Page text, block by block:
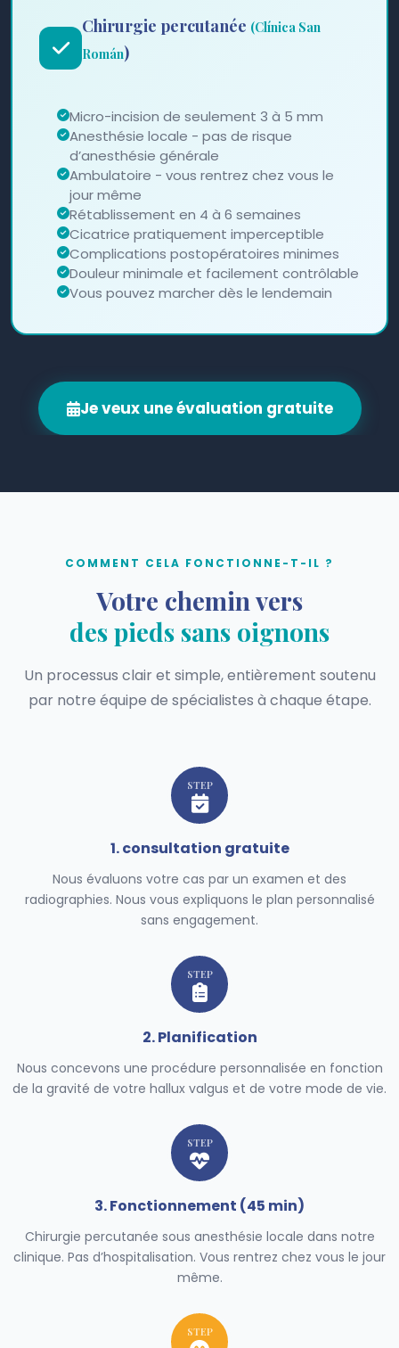
Chirurgie percutanée (Clínica San
Román)
Micro-incision de seulement 3 à 5 mm
Anesthésie locale - pas de risque
d’anesthésie générale
Ambulatoire - vous rentrez chez vous le
jour même
Rétablissement en 4 à 6 semaines
Cicatrice pratiquement imperceptible
Complications postopératoires minimes
Douleur minimale et facilement contrôlable
Vous pouvez marcher dès le lendemain
Je veux une évaluation gratuite
COMMENT CELA FONCTIONNE-T-IL ?
Votre chemin vers
des pieds sans oignons
Un processus clair et simple, entièrement soutenu
par notre équipe de spécialistes à chaque étape.
STEP
1. consultation gratuite
Nous évaluons votre cas par un examen et des
radiographies. Nous vous expliquons le plan personnalisé
sans engagement.
STEP
2. Planification
Nous concevons une procédure personnalisée en fonction
de la gravité de votre hallux valgus et de votre mode de vie.
STEP
3. Fonctionnement (45 min)
Chirurgie percutanée sous anesthésie locale dans notre
clinique. Pas d’hospitalisation. Vous rentrez chez vous le jour
même.
STEP